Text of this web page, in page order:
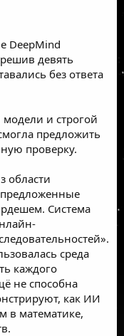
DeepMind
девять
без ответа
и строгой
предложить
проверку.
области
Система
среда
каждого
не способна
как ИИ
в математике,